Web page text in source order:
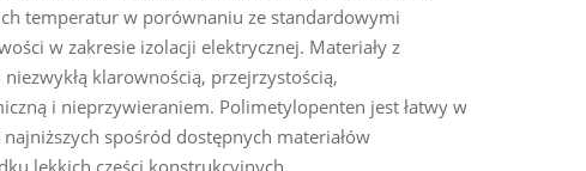
temperatur w porównaniu ze standardowymi
w zakresie izolacji elektrycznej. Materiały z
klarownością, przejrzystością,
i nieprzywieraniem. Polimetylopenten jest łatwy w
spośród dostępnych materiałów
lekkich części konstrukcyjnych.